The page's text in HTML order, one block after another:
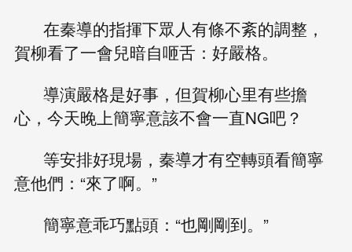
在秦導的指揮下眾人有條不紊的調整，
賀柳看了一會兒暗自咂舌：好嚴格。
導演嚴格是好事，但賀柳心里有些擔
心，今天晚上簡寧意該不會一直NG吧？
等安排好現場，秦導才有空轉頭看簡寧
意他們：“來了啊。”
簡寧意乖巧點頭：“也剛剛到。”